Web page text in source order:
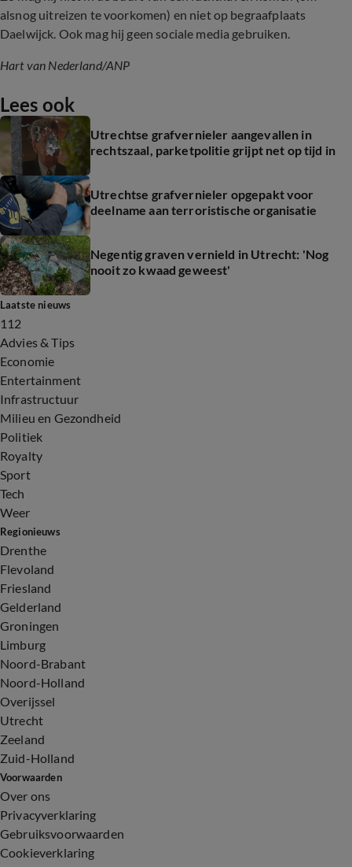
alsnog uitreizen te voorkomen) en niet op begraafplaats
Daelwijck. Ook mag hij geen sociale media gebruiken.
Hart van Nederland/ANP
Lees ook
Utrechtse grafvernieler aangevallen in
rechtszaal, parketpolitie grijpt net op tijd in
Utrechtse grafvernieler opgepakt voor
deelname aan terroristische organisatie
Negentig graven vernield in Utrecht: 'Nog
nooit zo kwaad geweest'
Laatste nieuws
112
Advies & Tips
Economie
Entertainment
Infrastructuur
Milieu en Gezondheid
Politiek
Royalty
Sport
Tech
Weer
Regionieuws
Drenthe
Flevoland
Friesland
Gelderland
Groningen
Limburg
Noord-Brabant
Noord-Holland
Overijssel
Utrecht
Zeeland
Zuid-Holland
Voorwaarden
Over ons
Privacyverklaring
Gebruiksvoorwaarden
Cookieverklaring